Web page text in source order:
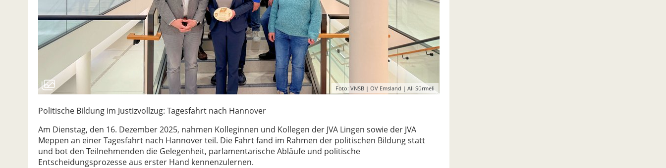
Foto: VNSB | OV Emsland | Ali Sürmeli
Politische Bildung im Justizvollzug: Tagesfahrt nach Hannover
Am Dienstag, den 16. Dezember 2025, nahmen Kolleginnen und Kollegen der JVA Lingen sowie der JVA
Meppen an einer Tagesfahrt nach Hannover teil. Die Fahrt fand im Rahmen der politischen Bildung statt
und bot den Teilnehmenden die Gelegenheit, parlamentarische Abläufe und politische
Entscheidungsprozesse aus erster Hand kennenzulernen.